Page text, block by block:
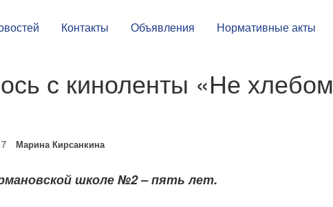
Контакты Объявления Нормативные акты
с киноленты «Не хлебом
Марина Кирсанкина
школе №2 – пять лет.